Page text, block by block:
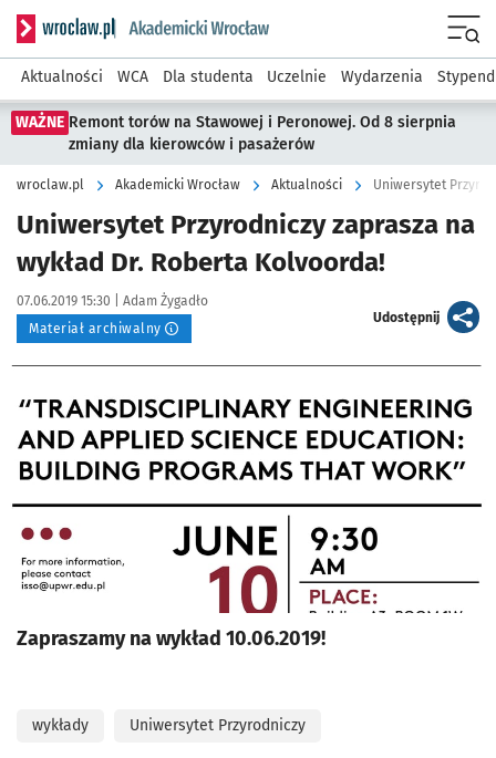
Serwis informacyjny wroclaw.pl podserwis: Akademicki
Aktualności WCA Dla studenta Uczelnie Wydarzenia
WAŻNE Remont torów na Stawowej i Peronowej. Od 8 sierpnia
zmiany dla kierowców i pasażerów
wroclaw.pl Akademicki Wrocław Aktualności Uniwersytet
Uniwersytet Przyrodniczy zaprasza na
wykład Dr. Roberta Kolvoorda!
Data publikacji:
07.06.2019 15:30 | Autor:
Adam Żygadło
Materiał archiwalny
Udostępnijartykuł
Zapraszamy na wykład 10.06.2019!
wykłady Uniwersytet Przyrodniczy